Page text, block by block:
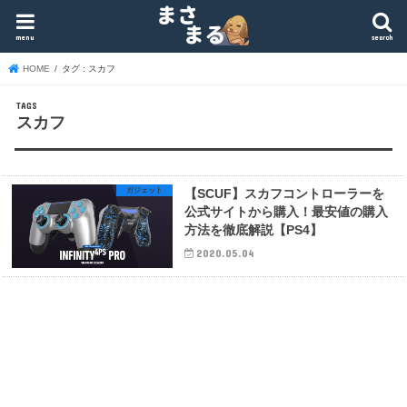
search
menu
HOME タグ : スカフ
スカフ
ガジェット
【SCUF】スカフコントローラーを
公式サイトから購入！最安値の購入
方法を徹底解説【PS4】
2020.05.04